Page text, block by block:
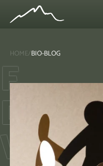
HOME/BIO-BLOG
F
DAS